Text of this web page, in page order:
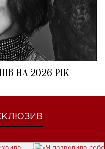
НА 2026 РІК